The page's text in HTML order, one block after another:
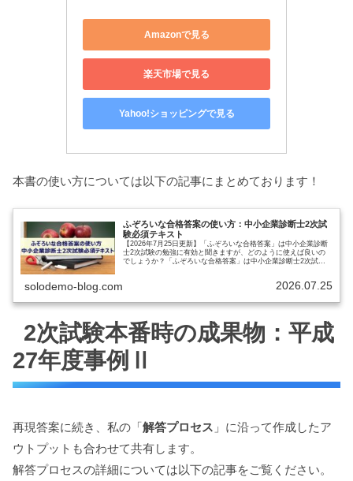
Amazonで見る
楽天市場で見る
Yahoo!ショッピングで見る
本書の使い方については以下の記事にまとめております！
ふぞろいな合格答案の使い方：中小企業診断士2次試
験必須テキスト
【2026年7月25日更新】「ふぞろいな合格答案」は中小企業診断
士2次試験の勉強に有効と聞きますが、どのように使えば良いの
でしょうか？「ふぞろいな合格答案」は中小企業診断士2次試験
solodemo-blog.com 2026.07.25
2次試験本番時の成果物：平成
27年度事例Ⅱ
再現答案に続き、私の「解答プロセス 」に沿って作成したア
ウトプットも合わせて共有します。
解答プロセスの詳細については以下の記事をご覧ください。